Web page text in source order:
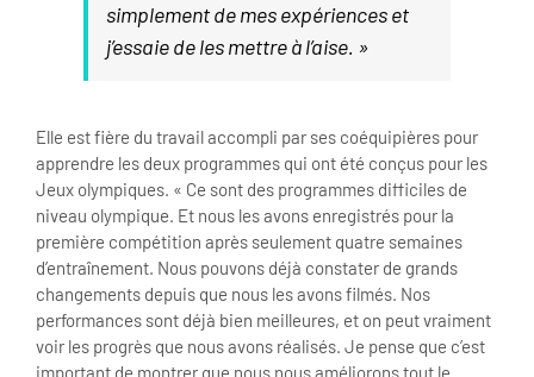
simplement de mes expériences et
j’essaie de les mettre à l’aise. »
Elle est fière du travail accompli par ses coéquipières pour
apprendre les deux programmes qui ont été conçus pour les
Jeux olympiques. « Ce sont des programmes difficiles de
niveau olympique. Et nous les avons enregistrés pour la
première compétition après seulement quatre semaines
d’entraînement. Nous pouvons déjà constater de grands
changements depuis que nous les avons filmés. Nos
performances sont déjà bien meilleures, et on peut vraiment
voir les progrès que nous avons réalisés. Je pense que c’est
important de montrer que nous nous améliorons tout le